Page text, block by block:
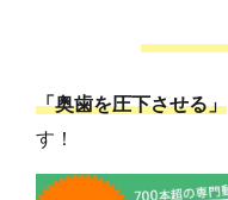
「奥歯を圧下させる」
す！